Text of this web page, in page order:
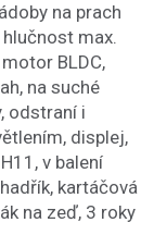
na prach
max.
BLDC,
na suché
odstraní i
displej,
v balení
kartáčová
na zeď, 3 roky